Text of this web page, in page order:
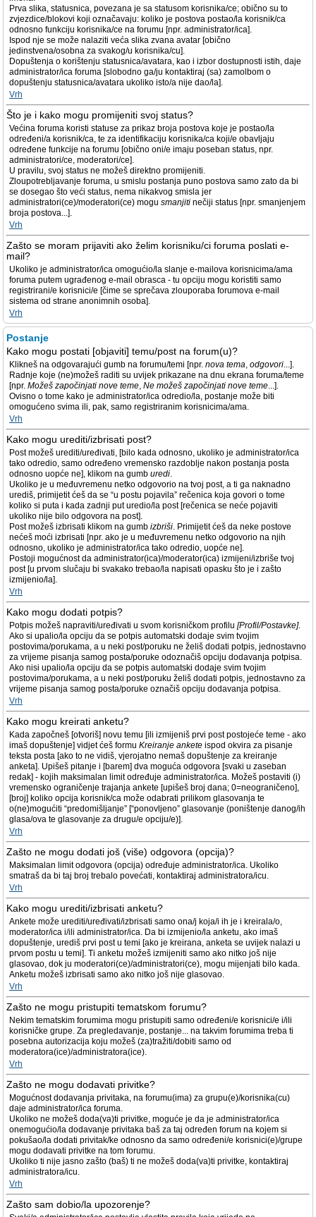
Prva slika, statusnica, povezana je sa statusom korisnika/ce; obično su to
zvjezdice/blokovi koji označavaju: koliko je postova postao/la korisnik/ca
odnosno funkciju korisnika/ce na forumu [npr. administrator/ica].
Ispod nje se može nalaziti veća slika zvana avatar [obično
jedinstvena/osobna za svakog/u korisnika/cu].
Dopuštenja o korištenju statusnica/avatara, kao i izbor dostupnosti istih, daje
administrator/ica foruma [slobodno ga/ju kontaktiraj (sa) zamolbom o
dopuštenju statusnica/avatara ukoliko isto/a nije dao/la].
Vrh
Što je i kako mogu promijeniti svoj status?
Većina foruma koristi statuse za prikaz broja postova koje je postao/la
određeni/a korisnik/ca, te za identifikaciju korisnika/ca koji/e obavljaju
određene funkcije na forumu [obično oni/e imaju poseban status, npr.
administratori/ce, moderatori/ce].
U pravilu, svoj status ne možeš direktno promijeniti.
Zloupotrebljavanje foruma, u smislu postanja puno postova samo zato da bi
se dosegao što veći status, nema nikakvog smisla jer
administratori(ce)/moderatori(ce) mogu smanjiti nečiji status [npr. smanjenjem
broja postova...].
Vrh
Zašto se moram prijaviti ako želim korisniku/ci foruma poslati e-
mail?
Ukoliko je administrator/ica omogućio/la slanje e-mailova korisnicima/ama
foruma putem ugrađenog e-mail obrasca - tu opciju mogu koristiti samo
registrirani/e korisnici/e [čime se sprečava zlouporaba forumova e-mail
sistema od strane anonimnih osoba].
Vrh
Postanje
Kako mogu postati [objaviti] temu/post na forum(u)?
Klikneš na odgovarajući gumb na forumu/temi [npr. nova tema, odgovori...].
Radnje koje (ne)možeš raditi su uvijek prikazane na dnu ekrana foruma/teme
[npr. Možeš započinjati nove teme, Ne možeš započinjati nove teme...].
Ovisno o tome kako je administrator/ica odredio/la, postanje može biti
omogućeno svima ili, pak, samo registriranim korisnicima/ama.
Vrh
Kako mogu urediti/izbrisati post?
Post možeš urediti/uređivati, [bilo kada odnosno, ukoliko je administrator/ica
tako odredio, samo određeno vremensko razdoblje nakon postanja posta
odnosno uopće ne], klikom na gumb uredi.
Ukoliko je u međuvremenu netko odgovorio na tvoj post, a ti ga naknadno
urediš, primijetit ćeš da se “u postu pojavila” rečenica koja govori o tome
koliko si puta i kada zadnji put uredio/la post [rečenica se neće pojaviti
ukoliko nije bilo odgovora na post].
Post možeš izbrisati klikom na gumb izbriši. Primijetit ćeš da neke postove
nećeš moći izbrisati [npr. ako je u međuvremenu netko odgovorio na njih
odnosno, ukoliko je administrator/ica tako odredio, uopće ne].
Postoji mogućnost da administrator(ica)/moderator(ica) izmijeni/izbriše tvoj
post [u prvom slučaju bi svakako trebao/la napisati opasku što je i zašto
izmijenio/la].
Vrh
Kako mogu dodati potpis?
Potpis možeš napraviti/uređivati u svom korisničkom profilu [Profil/Postavke].
Ako si upalio/la opciju da se potpis automatski dodaje svim tvojim
postovima/porukama, a u neki post/poruku ne želiš dodati potpis, jednostavno
za vrijeme pisanja samog posta/poruke odoznačiš opciju dodavanja potpisa.
Ako nisi upalio/la opciju da se potpis automatski dodaje svim tvojim
postovima/porukama, a u neki post/poruku želiš dodati potpis, jednostavno za
vrijeme pisanja samog posta/poruke označiš opciju dodavanja potpisa.
Vrh
Kako mogu kreirati anketu?
Kada započneš [otvoriš] novu temu [ili izmijeniš prvi post postojeće teme - ako
imaš dopuštenje] vidjet ćeš formu Kreiranje ankete ispod okvira za pisanje
teksta posta [ako to ne vidiš, vjerojatno nemaš dopuštenje za kreiranje
anketa]. Upišeš pitanje i [barem] dva moguća odgovora [svaki u zaseban
redak] - kojih maksimalan limit određuje administrator/ica. Možeš postaviti (i)
vremensko ograničenje trajanja ankete [upišeš broj dana; 0=neograničeno],
[broj] koliko opcija korisnik/ca može odabrati prilikom glasovanja te
o(ne)mogućiti “predomišljanje” [“ponovljeno” glasovanje (poništenje danog/ih
glasa/ova te glasovanje za drugu/e opciju/e)].
Vrh
Zašto ne mogu dodati još (više) odgovora (opcija)?
Maksimalan limit odgovora (opcija) određuje administrator/ica. Ukoliko
smatraš da bi taj broj trebalo povećati, kontaktiraj administratora/icu.
Vrh
Kako mogu urediti/izbrisati anketu?
Ankete može urediti/uređivati/izbrisati samo ona/j koja/i ih je i kreirala/o,
moderator/ica i/ili administrator/ica. Da bi izmijenio/la anketu, ako imaš
dopuštenje, urediš prvi post u temi [ako je kreirana, anketa se uvijek nalazi u
prvom postu u temi]. Ti anketu možeš izmijeniti samo ako nitko još nije
glasovao, dok ju moderatori(ce)/administratori(ce), mogu mijenjati bilo kada.
Anketu možeš izbrisati samo ako nitko još nije glasovao.
Vrh
Zašto ne mogu pristupiti tematskom forumu?
Nekim tematskim forumima mogu pristupiti samo određeni/e korisnici/e i/ili
korisničke grupe. Za pregledavanje, postanje... na takvim forumima treba ti
posebna autorizacija koju možeš (za)tražiti/dobiti samo od
moderatora(ice)/administratora(ice).
Vrh
Zašto ne mogu dodavati privitke?
Mogućnost dodavanja privitaka, na forumu(ima) za grupu(e)/korisnika(cu)
daje administrator/ica foruma.
Ukoliko ne možeš doda(va)ti privitke, moguće je da je administrator/ica
onemogućio/la dodavanje privitaka baš za taj određen forum na kojem si
pokušao/la dodati privitak/ke odnosno da samo određeni/e korisnici(e)/grupe
mogu dodavati privitke na tom forumu.
Ukoliko ti nije jasno zašto (baš) ti ne možeš doda(va)ti privitke, kontaktiraj
administratora/icu.
Vrh
Zašto sam dobio/la upozorenje?